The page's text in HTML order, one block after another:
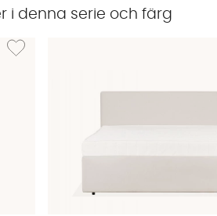
i denna serie och färg
Lägg till i önskelista: LOVISA 140